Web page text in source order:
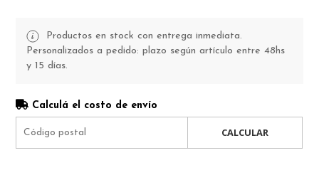
Productos en stock con entrega inmediata.
Personalizados a pedido: plazo según artículo entre 48hs
y 15 días.
Calculá el costo de envío
CALCULAR